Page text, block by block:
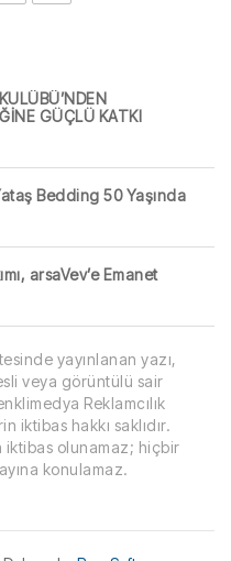
GÜÇLÜ KATKI
Bedding 50 Yaşında
arsaVev’e Emanet
yayınlanan yazı,
veya görüntülü sair
Reklamcılık
iktibas hakkı saklıdır.
iktibas olunamaz; hiçbir
konulamaz.